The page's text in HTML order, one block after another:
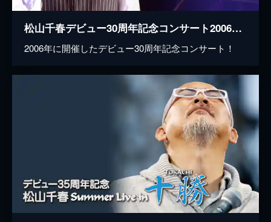
松山千春デビュー30周年記念コンサート2006「再生」
2006年に開催したデビュー30周年記念コンサート！